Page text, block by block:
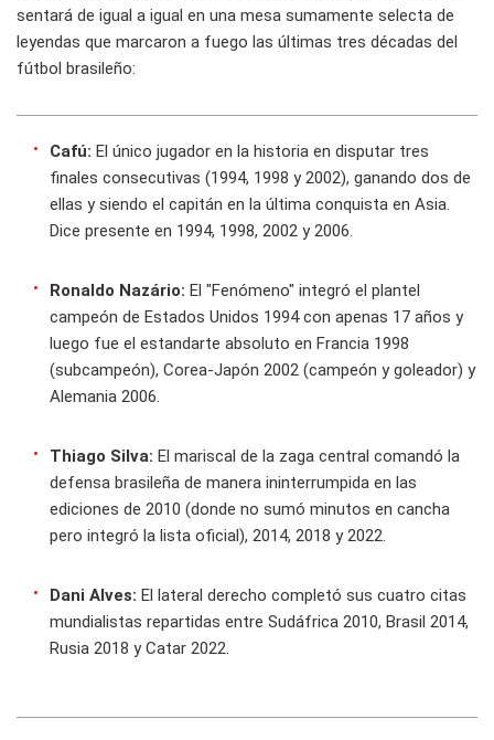
sentará de igual a igual en una mesa sumamente selecta de
leyendas que marcaron a fuego las últimas tres décadas del
fútbol brasileño:
Cafú: El único jugador en la historia en disputar tres
finales consecutivas (1994, 1998 y 2002), ganando dos de
ellas y siendo el capitán en la última conquista en Asia.
Dice presente en 1994, 1998, 2002 y 2006.
Ronaldo Nazário: El "Fenómeno" integró el plantel
campeón de Estados Unidos 1994 con apenas 17 años y
luego fue el estandarte absoluto en Francia 1998
(subcampeón), Corea-Japón 2002 (campeón y goleador) y
Alemania 2006.
Thiago Silva: El mariscal de la zaga central comandó la
defensa brasileña de manera ininterrumpida en las
ediciones de 2010 (donde no sumó minutos en cancha
pero integró la lista oficial), 2014, 2018 y 2022.
Dani Alves: El lateral derecho completó sus cuatro citas
mundialistas repartidas entre Sudáfrica 2010, Brasil 2014,
Rusia 2018 y Catar 2022.